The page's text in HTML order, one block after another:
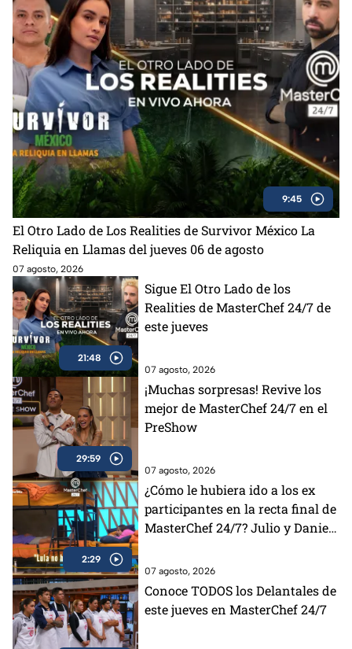
9:45
El Otro Lado de Los Realities de Survivor México La
Reliquia en Llamas del jueves 06 de agosto
07 agosto, 2026
21:48
Sigue El Otro Lado de los
Realities de MasterChef 24/7 de
este jueves
07 agosto, 2026
29:59
¡Muchas sorpresas! Revive los
mejor de MasterChef 24/7 en el
PreShow
07 agosto, 2026
2:29
¿Cómo le hubiera ido a los ex
participantes en la recta final de
MasterChef 24/7? Julio y Daniela
07 agosto, 2026
Conoce TODOS los Delantales de
este jueves en MasterChef 24/7